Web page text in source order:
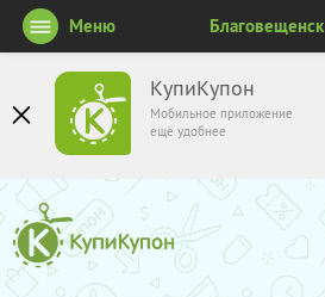
КупиКупон
Мобильное приложение
ещё удобнее
Меню Благовещенск